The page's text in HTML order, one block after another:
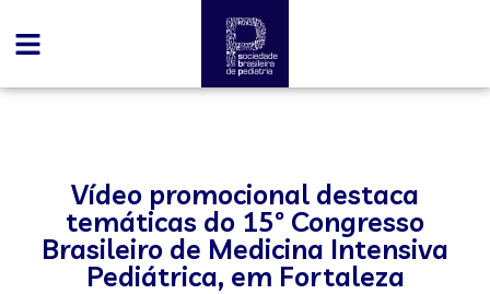
Vídeo promocional destaca
temáticas do 15º Congresso
Brasileiro de Medicina Intensiva
Pediátrica, em Fortaleza